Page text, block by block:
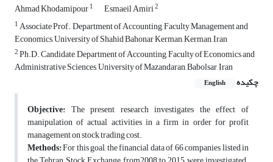
Ahmad Khodamipour1 Esmaeil Amiri2
1Associate Prof., Department of Accounting, Faculty Management and
Economics, University of Shahid Bahonar Kerman, Kerman, Iran
2Ph.D. Candidate, Department of Accounting, Faculty of Economics and
Administrative Sciences, University of Mazandaran, Babolsar, Iran
چکیده
English
Objective: The present research investigates the effect of
manipulation of actual activities in a firm in order for profit
management on stock trading cost.
Methods:For this goal, the financial data of 66 companies listed in